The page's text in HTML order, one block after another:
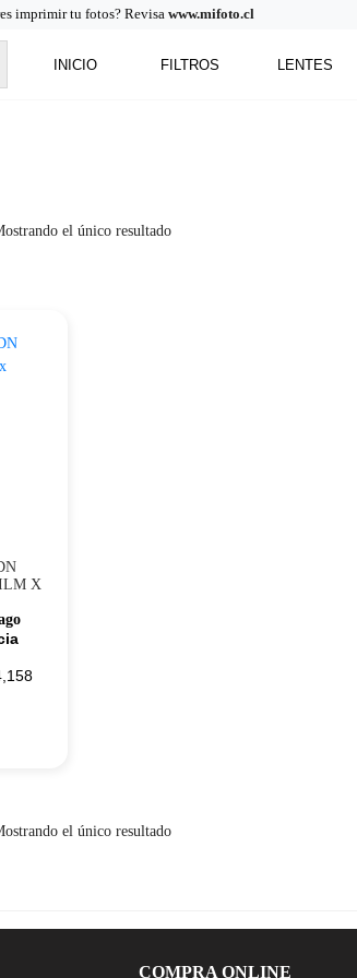
imprimir tu fotos? Revisa www.mifoto.cl
INICIO FILTROS LENTES
el único resultado
X
el único resultado
COMPRA ONLINE